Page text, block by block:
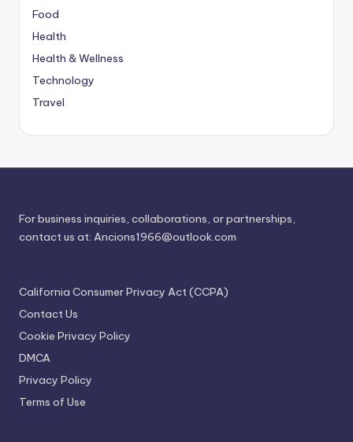
Food
Health
Health & Wellness
Technology
Travel
For business inquiries, collaborations, or partnerships,
contact us at: Ancions1966@outlook.com
California Consumer Privacy Act (CCPA)
Contact Us
Cookie Privacy Policy
DMCA
Privacy Policy
Terms of Use